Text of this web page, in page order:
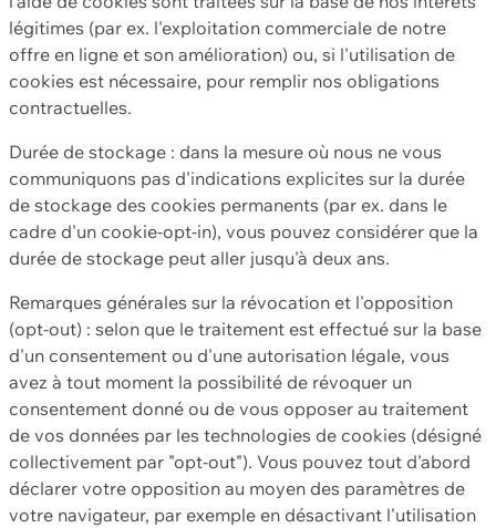
légitimes (par ex. l'exploitation commerciale de notre
offre en ligne et son amélioration) ou, si l'utilisation de
cookies est nécessaire, pour remplir nos obligations
contractuelles.
Durée de stockage : dans la mesure où nous ne vous
communiquons pas d'indications explicites sur la durée
de stockage des cookies permanents (par ex. dans le
cadre d'un cookie-opt-in), vous pouvez considérer que la
durée de stockage peut aller jusqu'à deux ans.
Remarques générales sur la révocation et l'opposition
(opt-out) : selon que le traitement est effectué sur la base
d'un consentement ou d'une autorisation légale, vous
avez à tout moment la possibilité de révoquer un
consentement donné ou de vous opposer au traitement
de vos données par les technologies de cookies (désigné
collectivement par "opt-out"). Vous pouvez tout d'abord
déclarer votre opposition au moyen des paramètres de
votre navigateur, par exemple en désactivant l'utilisation